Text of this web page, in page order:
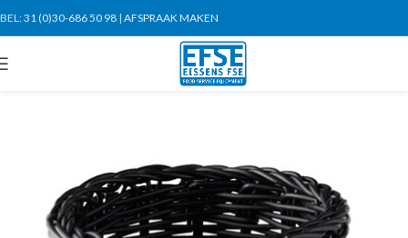
BEL:31 (0)30-686 50 98 | AFSPRAAK MAKEN